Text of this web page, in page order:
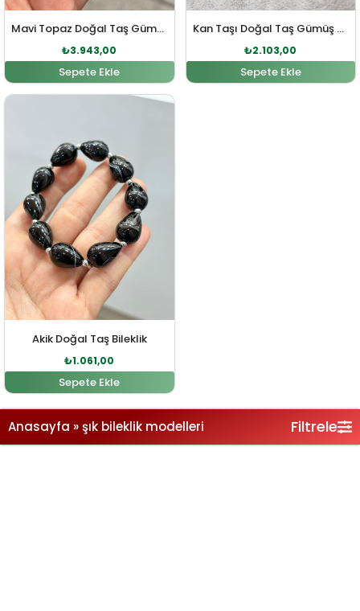
Mavi Topaz Doğal Taş Gümüş Bileklik
₺3.943,00
Sepete Ekle
Kan Taşı Doğal Taş Gümüş Bileklik
₺2.103,00
Sepete Ekle
Akik Doğal Taş Bileklik
Orijinal fiyat: ₺1.168,00.
₺1.061,00
Şu andaki fiyat: ₺1.061,00.
Sepete Ekle
Anasayfa »şık bileklik modelleri Filtrele